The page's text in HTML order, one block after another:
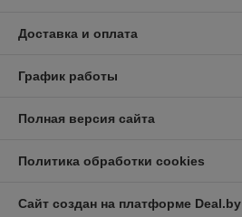
Доставка и оплата
График работы
Полная версия сайта
Политика обработки cookies
Сайт создан на платформе Deal.by